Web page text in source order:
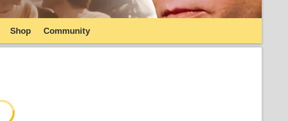
Shop Community